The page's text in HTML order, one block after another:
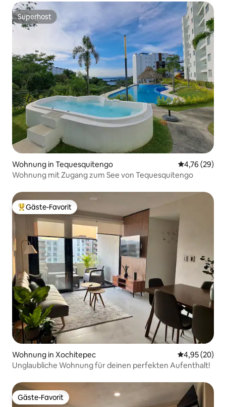
Superhost
Superhost
Wohnung in Tequesquitengo
4,76 (29)
Wohnung mit Zugang zum See von Tequesquitengo
Beliebter Gäste-Favorit.
Gäste-Favorit
Wohnung in Xochitepec
4,95 (20)
Unglaubliche Wohnung für deinen perfekten Aufenthalt!
Gäste-Favorit
Gäste-Favorit